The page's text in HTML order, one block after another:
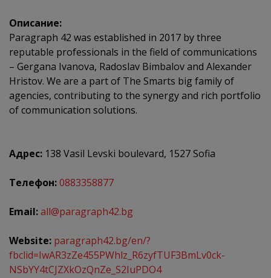
Описание:
Paragraph 42 was established in 2017 by three
reputable professionals in the field of communications
– Gergana Ivanova, Radoslav Bimbalov and Alexander
Hristov. We are a part of The Smarts big family of
agencies, contributing to the synergy and rich portfolio
of communication solutions.
Адрес: 138 Vasil Levski boulevard, 1527 Sofia
Телефон:0883358877
Email:all@paragraph42.bg
Website: paragraph42.bg/en/?
fbclid=IwAR3zZe455PWhlz_R6zyfTUF3BmLv0ck-
NSbYY4tCJZXkOzQnZe_S2IuPDO4